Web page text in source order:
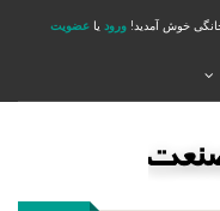
خوش آمدید! ورود یا عضویت